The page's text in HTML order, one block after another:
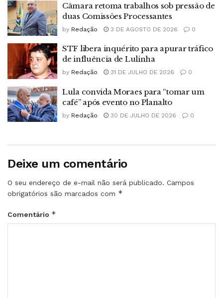
Câmara retoma trabalhos sob pressão de
duas Comissões Processantes
by Redação 3 DE AGOSTO DE 2026 0
STF libera inquérito para apurar tráfico
de influência de Lulinha
by Redação 31 DE JULHO DE 2026 0
Lula convida Moraes para “tomar um
café” após evento no Planalto
by Redação 30 DE JULHO DE 2026 0
Deixe um comentário
O seu endereço de e-mail não será publicado. Campos
obrigatórios são marcados com *
Comentário *